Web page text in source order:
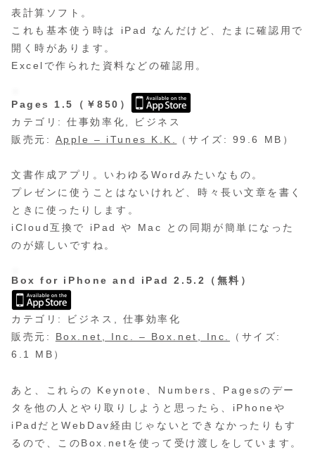
表計算ソフト。
これも基本使う時は iPad なんだけど、たまに確認用で
開く時があります。
Excelで作られた資料などの確認用。
Pages 1.5（￥850）
カテゴリ: 仕事効率化, ビジネス
販売元: Apple – iTunes K.K. （サイズ: 99.6 MB）
文書作成アプリ。いわゆるWordみたいなもの。
プレゼンに使うことはないけれど、時々長い文章を書く
ときに使ったりします。
iCloud互換で iPad や Mac との同期が簡単になった
のが嬉しいですね。
Box for iPhone and iPad 2.5.2（無料）
カテゴリ: ビジネス, 仕事効率化
販売元: Box.net, Inc. – Box.net, Inc.
（サイズ:
6.1 MB）
あと、これらの Keynote、Numbers、Pagesのデー
タを他の人とやり取りしようと思ったら、iPhoneや
iPadだとWebDav経由じゃないとできなかったりもす
るので、このBox.netを使って受け渡しをしています。